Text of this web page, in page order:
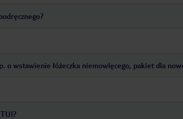
o wstawienie łóżeczka niemowlęcego, pakiet dla